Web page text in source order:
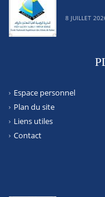
8 JUILLET
Espace personnel
Plan du site
Liens utiles
Contact